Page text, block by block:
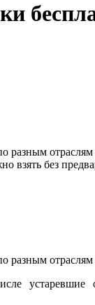
разным
взять без
разным отраслям